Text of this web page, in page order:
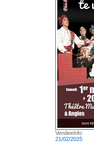
Vendeeinfo
21/02/2025